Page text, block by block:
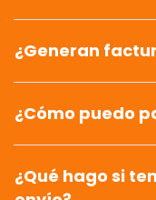
¿Generan
¿Cómo puedo
¿Qué hago si